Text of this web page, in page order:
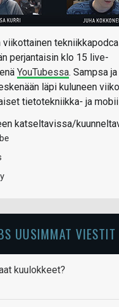
viikottainen
perjantaisin klo 15 live-
YouTubessa. Sampsa
läpi kuluneen
tietotekniikka- ja
katseltavissa/
UUSIMMAT VIESTIT
kuulokkeet?